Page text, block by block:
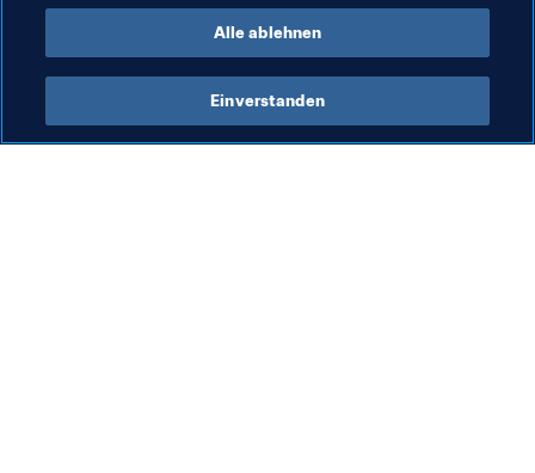
Alle ablehnen
Einverstanden